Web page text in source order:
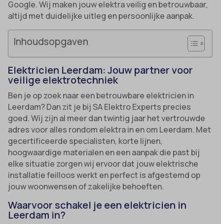
Google. Wij maken jouw elektra veilig en betrouwbaar,
altijd met duidelijke uitleg en persoonlijke aanpak.
Inhoudsopgaven
Elektricien Leerdam: Jouw partner voor
veilige elektrotechniek
Ben je op zoek naar een betrouwbare elektricien in
Leerdam? Dan zit je bij SA Elektro Experts precies
goed. Wij zijn al meer dan twintig jaar het vertrouwde
adres voor alles rondom elektra in en om Leerdam. Met
gecertificeerde specialisten, korte lijnen,
hoogwaardige materialen en een aanpak die past bij
elke situatie zorgen wij ervoor dat jouw elektrische
installatie feilloos werkt en perfect is afgestemd op
jouw woonwensen of zakelijke behoeften.
Waarvoor schakel je een elektricien in
Leerdam in?